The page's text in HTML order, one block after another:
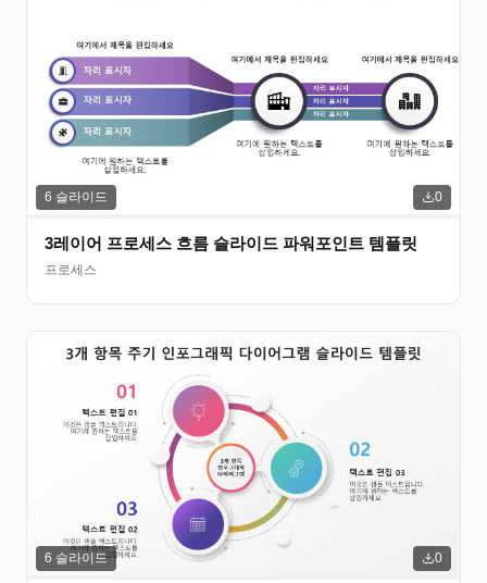
6 슬라이드 0
3레이어 프로세스 흐름 슬라이드 파워포인트 템플릿
프로세스
6 슬라이드 0